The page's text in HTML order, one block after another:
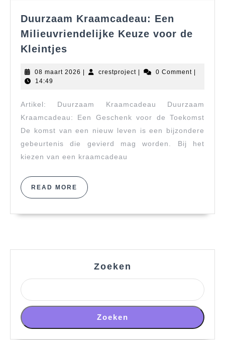
Duurzaam Kraamcadeau: Een
Milieuvriendelijke Keuze voor de
Kleintjes
Een
voor
de
Kleintjes
08 maart 2026 08
| crestprojectcrestproject
| 0 Comment |
14:49
Artikel: Duurzaam Kraamcadeau Duurzaam
Kraamcadeau: Een Geschenk voor de Toekomst
De komst van een nieuw leven is een bijzondere
gebeurtenis die gevierd mag worden. Bij het
kiezen van een kraamcadeau
READ MORE READ
MORE
Zoeken
Zoeken